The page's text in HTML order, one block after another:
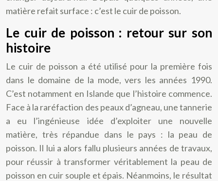
matière refait surface : c’est le cuir de poisson.
Le cuir de poisson : retour sur son
histoire
Le cuir de poisson a été utilisé pour la première fois
dans le domaine de la mode, vers les années 1990.
C’est notamment en Islande que l’histoire commence.
Face à la raréfaction des peaux d’agneau, une tannerie
a eu l’ingénieuse idée d’exploiter une nouvelle
matière, très répandue dans le pays : la peau de
poisson. Il lui a alors fallu plusieurs années de travaux,
pour réussir à transformer véritablement la peau de
poisson en cuir souple et épais. Néanmoins, le résultat